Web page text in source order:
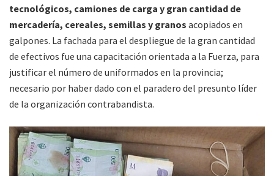
tecnológicos, camiones de carga y gran cantidad de
mercadería, cereales, semillas y granos acopiados en
galpones. La fachada para el despliegue de la gran cantidad
de efectivos fue una capacitación orientada a la Fuerza, para
justificar el número de uniformados en la provincia;
necesario por haber dado con el paradero del presunto líder
de la organización contrabandista.